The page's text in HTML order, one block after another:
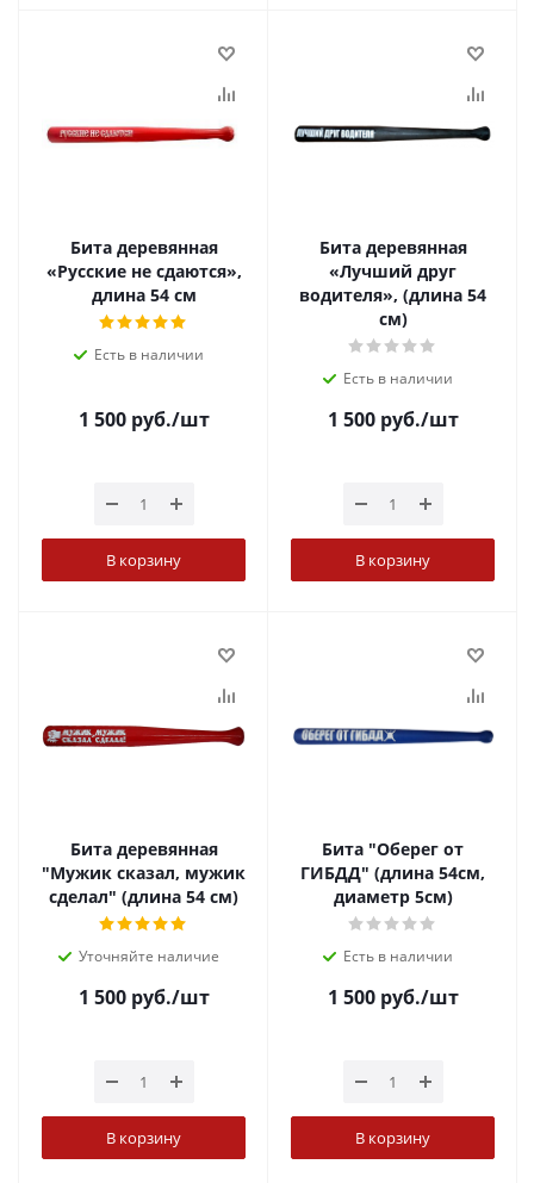
Бита деревянная
«Русские не сдаются»,
длина 54 см
Есть в наличии
1 500руб./шт
В корзину
Бита деревянная
«Лучший друг
водителя», (длина 54
см)
Есть в наличии
1 500руб./шт
В корзину
Бита деревянная
"Мужик сказал, мужик
сделал" (длина 54 см)
Уточняйте наличие
1 500руб./шт
В корзину
Бита "Оберег от
ГИБДД" (длина 54см,
диаметр 5см)
Есть в наличии
1 500руб./шт
В корзину